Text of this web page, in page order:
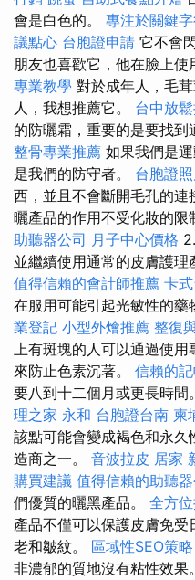
會是白色的。 專注於關鍵
議點心 台胞證申請 它不會
朋友也喜歡它，他在臉上使
專業教學 對於成年人，毛
人，我想推薦它。 台中放
的防曬霜，重要的是要找到
整骨專業推薦 如果我們是
是我們的防守者。 台胞證
西，並且不會斷開毛孔的
曬產品的作用不受化妝的限
助聽器公司 月子中心價格
並繼續使用通常的皮膚護理
值得信賴的會計師推薦 卡
在服用可能引起光敏性的藥
業登記 小型外燴推薦 整復
上有斑塊的人可以通過使
來防止色素沉著。 信賴的
要八到十二個月或更長時間
理之家 永和 台胞證台南 柬
該點可能會變成褐色和永
造商之一。 音波拉皮 居家
購買建議 值得信賴的助聽
們優質的曬黑產品。 全方
產品不僅可以保護皮膚免
老和皺紋。 區域性SEO策
非濃郁的質地沒有粘性效果